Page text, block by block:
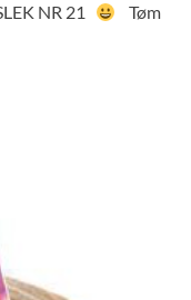
NR 21
Tøm